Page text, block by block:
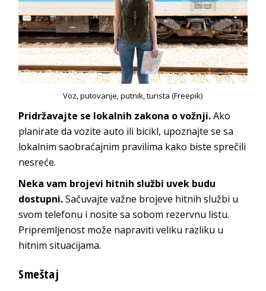
Voz, putovanje, putnik, turista (Freepik)
Pridržavajte se lokalnih zakona o vožnji.Ako
planirate da vozite auto ili bicikl, upoznajte se sa
lokalnim saobraćajnim pravilima kako biste sprečili
nesreće.
Neka vam brojevi hitnih službi uvek budu
dostupni.Sačuvajte važne brojeve hitnih službi u
svom telefonu i nosite sa sobom rezervnu listu.
Pripremljenost može napraviti veliku razliku u
hitnim situacijama.
Smeštaj